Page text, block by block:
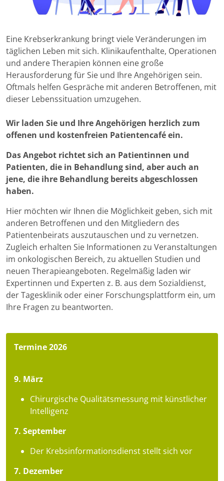
Eine Krebserkrankung bringt viele Veränderungen im
täglichen Leben mit sich. Klinikaufenthalte, Operationen
und andere Therapien können eine große
Herausforderung für Sie und Ihre Angehörigen sein.
Oftmals helfen Gespräche mit anderen Betroffenen, mit
dieser Lebenssituation umzugehen.
Wir laden Sie und Ihre Angehörigen herzlich zum
offenen und kostenfreien Patientencafé ein.
Das Angebot richtet sich an Patientinnen und
Patienten, die in Behandlung sind, aber auch an
jene, die ihre Behandlung bereits abgeschlossen
haben.
Hier möchten wir Ihnen die Möglichkeit geben, sich mit
anderen Betroffenen und den Mitgliedern des
Patientenbeirats auszutauschen und zu vernetzen.
Zugleich erhalten Sie Informationen zu Veranstaltungen
im onkologischen Bereich, zu aktuellen Studien und
neuen Therapieangeboten. Regelmäßig laden wir
Expertinnen und Experten z. B. aus dem Sozialdienst,
der Tagesklinik oder einer Forschungsplattform ein, um
Ihre Fragen zu beantworten.
Termine 2026
9. März
Chirurgische Qualitätsmessung mit künstlicher
Intelligenz
7. September
Der Krebsinformationsdienst stellt sich vor
7. Dezember